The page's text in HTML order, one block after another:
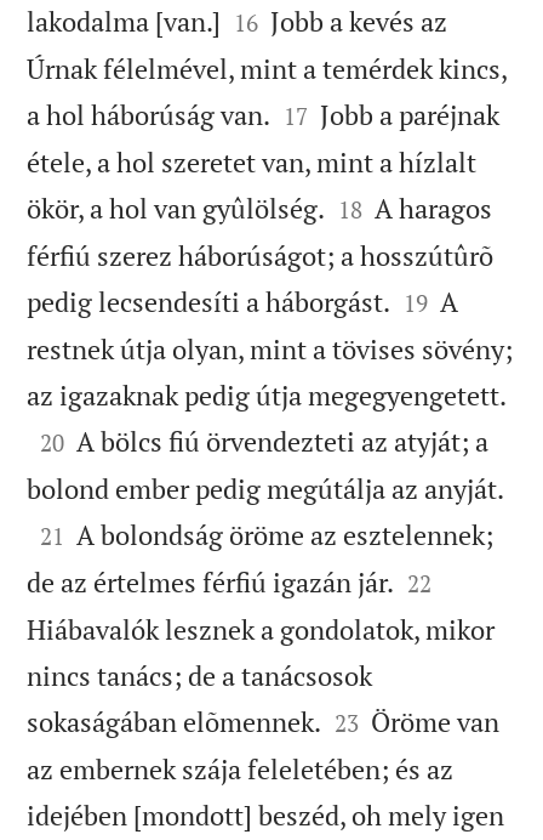
lakodalma [van.] 

16 Jobb a kevés az
Úrnak félelmével, mint a temérdek kincs,
a hol háborúság van. 

17 Jobb a paréjnak
étele, a hol szeretet van, mint a hízlalt
ökör, a hol van gyûlölség. 

18 A haragos
férfiú szerez háborúságot; a hosszútûrõ
pedig lecsendesíti a háborgást. 

19 A
restnek útja olyan, mint a tövises sövény;
az igazaknak pedig útja megegyengetett.

20 A bölcs fiú örvendezteti az atyját; a
bolond ember pedig megútálja az anyját.

21 A bolondság öröme az esztelennek;
de az értelmes férfiú igazán jár. 

22
Hiábavalók lesznek a gondolatok, mikor
nincs tanács; de a tanácsosok
sokaságában elõmennek. 

23 Öröme van
az embernek szája feleletében; és az
idejében [mondott] beszéd, oh mely igen